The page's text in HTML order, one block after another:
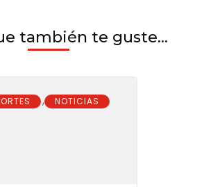
también te guste...
, NOTICIAS